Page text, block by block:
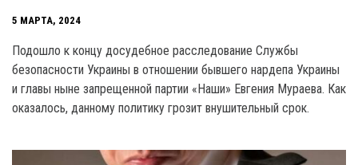
5 МАРТА, 2024
Подошло к концу досудебное расследование Службы
безопасности Украины в отношении бывшего нардепа Украины
и главы ныне запрещенной партии «Наши» Евгения Мураева. Как
оказалось, данному политику грозит внушительный срок.